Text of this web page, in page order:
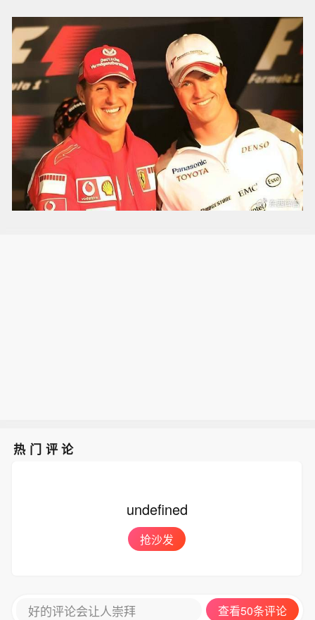
热门评论
undefined
抢沙发
好的评论会让人崇拜 查看50条评论